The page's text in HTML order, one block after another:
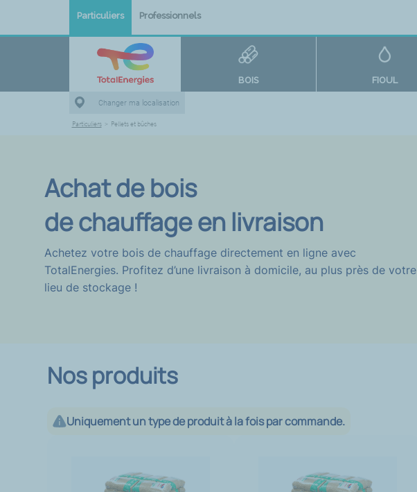
Particuliers Professionnels
BOIS FIOUL
Changer ma localisation
Particuliers > Pellets et bûches
Achat de bois
de chauffage en livraison
Achetez votre bois de chauffage directement en ligne avec
TotalEnergies. Profitez d’une livraison à domicile, au plus près de votre
lieu de stockage !
Nos produits
Uniquement un type de produit à la fois par commande.